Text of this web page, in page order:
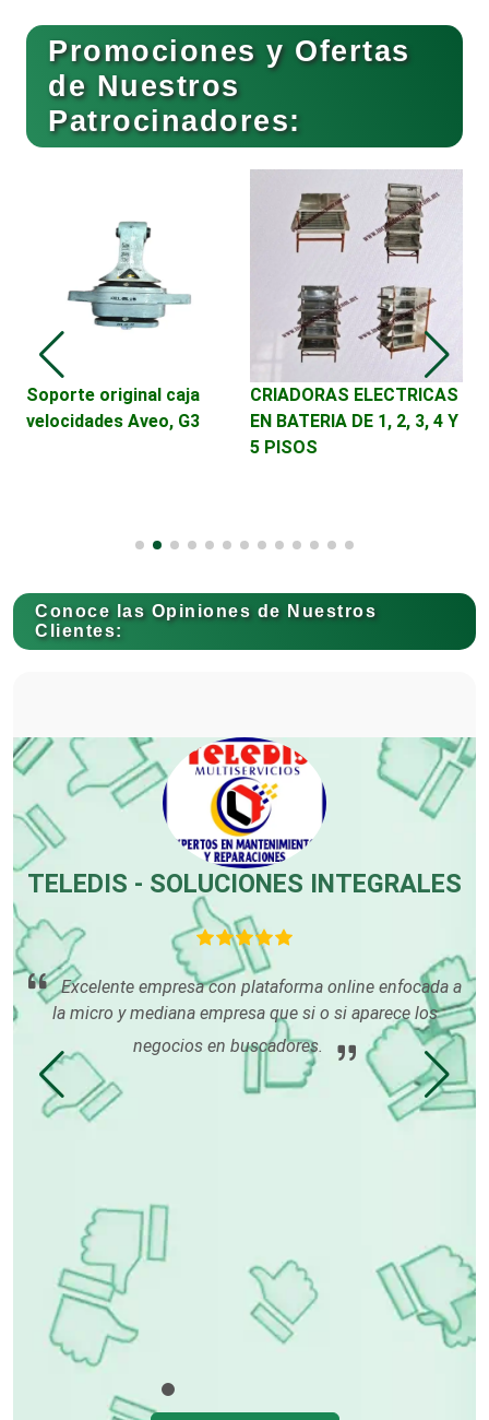
Conferencias Empresariales
Construcciones en General
Contadores
Control de Plagas
Conversiones Automotrices
Cortinas, Persianas y Alfombras
Cremerías y Salchichonerías
Cromadoras
Decoración de Interiores
Deportes
Dermatólogos
Desarrollo de Software
Desperdicios Industriales
Promociones y Ofertas
de Nuestros
Patrocinadores:
Soporte original caja
velocidades Aveo, G3
CRIADORAS ELECTRICAS
EN BATERIA DE 1, 2, 3, 4 Y
5 PISOS
Conoce las Opiniones de Nuestros
Clientes:
TELEDIS - SOLUCIONES INTEGRALES
Excelente empresa con plataforma online enfocada a
la micro y mediana empresa que si o si aparece los
negocios en buscadores.